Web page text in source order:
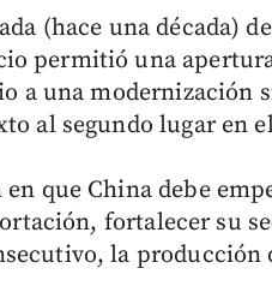
(hace una década)
permitió una
a una modernización
al segundo lugar en
que China debe
fortalecer su
la producción